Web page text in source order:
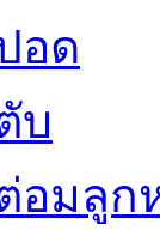
อด
บ
อมลูก